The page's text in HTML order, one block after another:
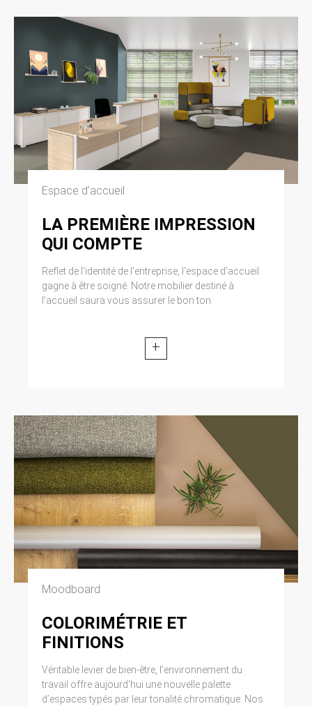
Espace d’accueil
LA PREMIÈRE IMPRESSION
QUI COMPTE
Reflet de l'identité de l'entreprise, l'espace d'accueil
gagne à être soigné. Notre mobilier destiné à
l’accueil saura vous assurer le bon ton.
+
Moodboard
COLORIMÉTRIE ET
FINITIONS
Véritable levier de bien-être, l’environnement du
travail offre aujourd’hui une nouvelle palette
d’espaces typés par leur tonalité chromatique. Nos